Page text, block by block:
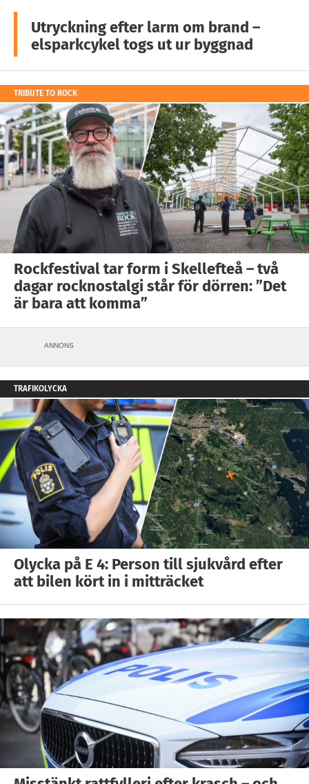
Utryckning efter larm om brand –
elsparkcykel togs ut ur byggnad
TRIBUTE TO ROCK
Rockfestival tar form i Skellefteå – två
dagar rocknostalgi står för dörren: ”Det
är bara att komma”
ANNONS
TRAFIKOLYCKA
Olycka på E 4: Person till sjukvård efter
att bilen kört in i mitträcket